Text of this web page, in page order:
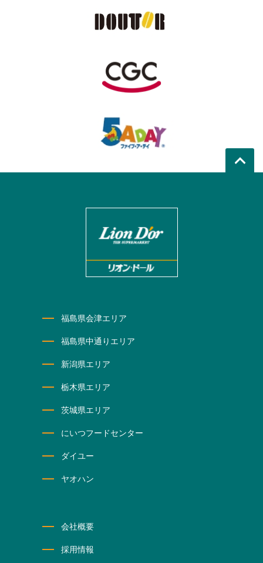
福島県会津エリア
福島県中通りエリア
新潟県エリア
栃木県エリア
茨城県エリア
にいつフードセンター
ダイユー
ヤオハン
会社概要
採用情報